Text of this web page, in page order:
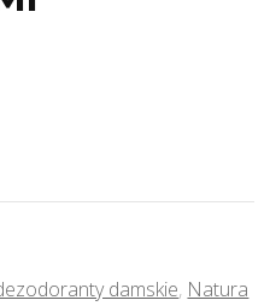
damskie, Natura